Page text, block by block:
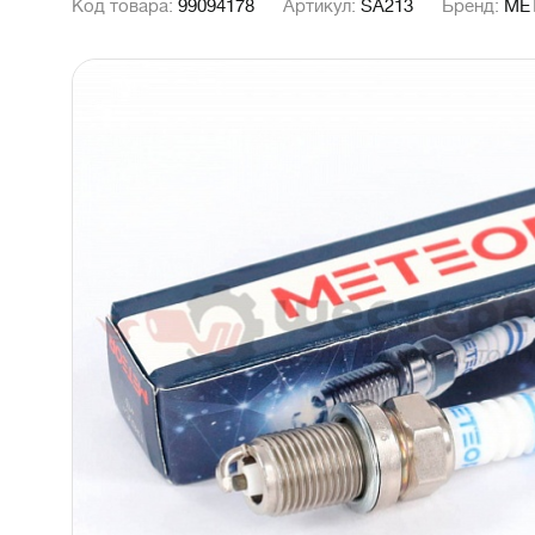
Код товара: 99094178 Артикул: SA213 Бренд: